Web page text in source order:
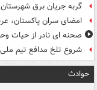
گربه جریان برق
امضای سران پاکستان،
صحنه ای نادر از حیات
شروع تلخ مدافع تیم
حوادث